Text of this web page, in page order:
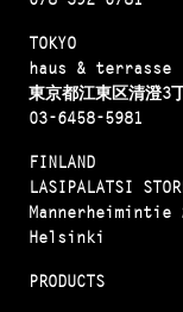
TOKYO
haus & terrasse
東京都江東区清澄3
03-6458-5981
FINLAND
LASIPALATSI
Mannerheimintie
Helsinki
PRODUCTS